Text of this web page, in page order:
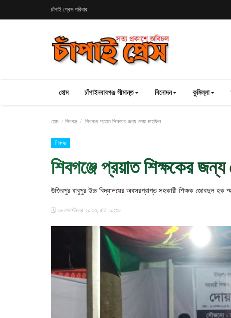
চাঁপাই প্রেস পরিবার
হোম চাঁপাইনবাবগঞ্জ সীমান্ত বিনোদন কুমিল্লা
হোম শিবগঞ্জ শিবগঞ্জে প্রয়াত শিক্ষকের জন্য দোয়া মাহফিল
শিবগঞ্জ
শিবগঞ্জে প্রয়াত শিক্ষকের জন্য
উজিরপুর বাবুপুর উচ্চ বিদ্যালয়ের অবসরপ্রাপ্ত সহকারী শিক্ষক জোবদুল হক
🗓️ ১৬ সেপ্টেম্বর ২০২৩, রাত ১০:৩৮